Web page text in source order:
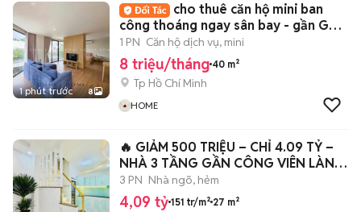
1 phút trước 8
cho thuê căn hộ mini ban
công thoáng ngay sân bay - gần Ga
T3 mới
1 PN Căn hộ dịch vụ, mini
8 triệu/tháng 40 m²
Tp Hồ Chí Minh
HOME
🔥 GIẢM 500 TRIỆU – CHỈ 4.09 TỶ –
NHÀ 3 TẦNG GẦN CÔNG VIÊN LÀNG
HOA – 1
3 PN Nhà ngõ, hẻm
4,09 tỷ 151 tr/m² 27 m²